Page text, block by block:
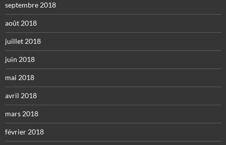
septembre 2018
août 2018
juillet 2018
juin 2018
mai 2018
avril 2018
mars 2018
février 2018